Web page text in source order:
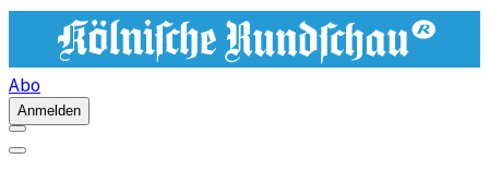
Abo
Anmelden